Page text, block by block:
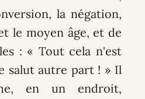
la négation,
le moyen âge, et de
: « Tout cela n'est
salut autre part ! » Il
en un endroit,